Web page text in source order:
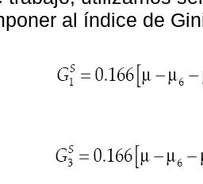
al índice de